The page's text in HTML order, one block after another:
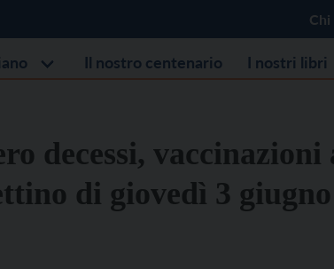
Chi
Il nostro centenario I nostri libri
decessi, vaccinazioni
di giovedì 3 giugno